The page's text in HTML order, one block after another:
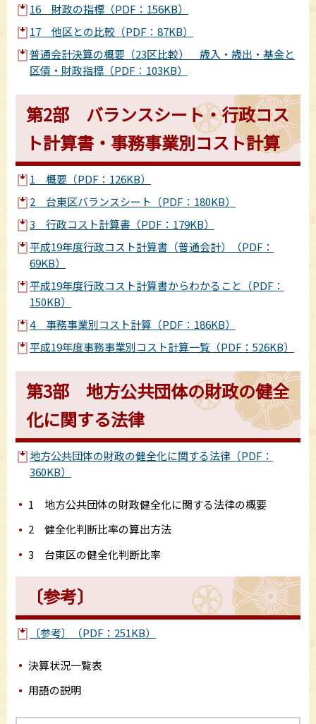
16 財政の指標（PDF：156KB）
17 他区との比較（PDF：87KB）
普通会計決算の概要（23区比較） 歳入・歳出・基金と
区債・財政指標（PDF：103KB）
第2部 バランスシート・行政コス
ト計算書・事務事業別コスト計算
1 概要（PDF：126KB）
2 台東区バランスシート（PDF：180KB）
3 行政コスト計算書（PDF：179KB）
平成19年度行政コスト計算書（普通会計）（PDF：
69KB）
平成19年度行政コスト計算書からわかること（PDF：
150KB）
4 事務事業別コスト計算（PDF：186KB）
平成19年度事務事業別コスト計算一覧（PDF：526KB）
第3部 地方公共団体の財政の健全
化に関する法律
地方公共団体の財政の健全化に関する法律（PDF：
360KB）
1 地方公共団体の財政健全化に関する法律の概要
2 健全化判断比率の算出方法
3 台東区の健全化判断比率
〔参考〕
〔参考〕（PDF：251KB）
決算状況一覧表
用語の説明